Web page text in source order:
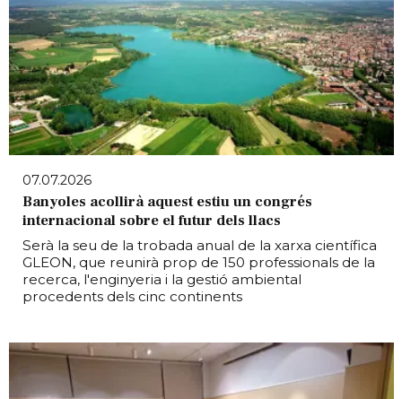
07.07.2026
Banyoles acollirà aquest estiu un congrés
internacional sobre el futur dels llacs
Serà la seu de la trobada anual de la xarxa científica
GLEON, que reunirà prop de 150 professionals de la
recerca, l'enginyeria i la gestió ambiental
procedents dels cinc continents